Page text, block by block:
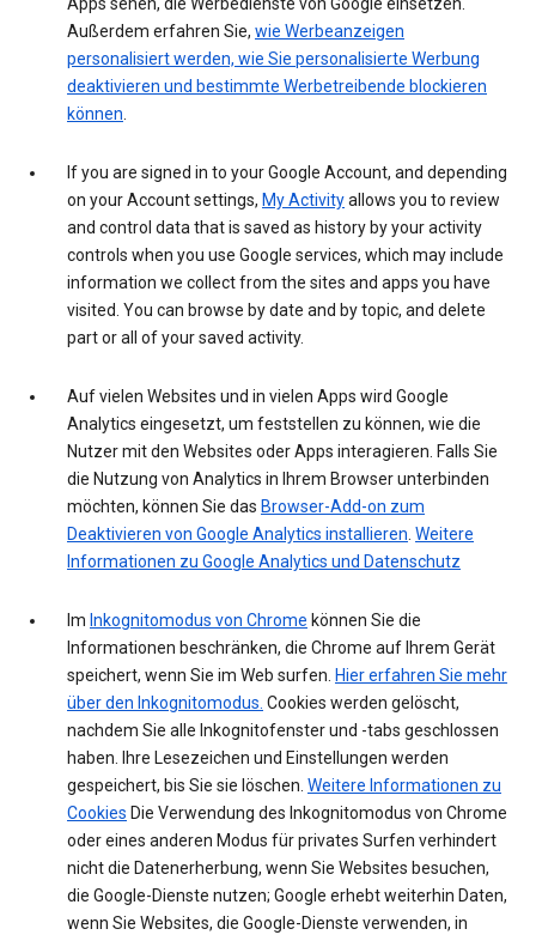
Apps sehen, die Werbedienste von Google einsetzen.
Außerdem erfahren Sie, wie Werbeanzeigen
personalisiert werden, wie Sie personalisierte Werbung
deaktivieren und bestimmte Werbetreibende blockieren
können.
If you are signed in to your Google Account, and depending
on your Account settings, My Activityallows you to review
and control data that is saved as history by your activity
controls when you use Google services, which may include
information we collect from the sites and apps you have
visited. You can browse by date and by topic, and delete
part or all of your saved activity.
Auf vielen Websites und in vielen Apps wird Google
Analytics eingesetzt, um feststellen zu können, wie die
Nutzer mit den Websites oder Apps interagieren. Falls Sie
die Nutzung von Analytics in Ihrem Browser unterbinden
möchten, können Sie das Browser-Add-on zum
Deaktivieren von Google Analytics installieren. Weitere
Informationen zu Google Analytics und Datenschutz
Im Inkognitomodus von Chrome können Sie die
Informationen beschränken, die Chrome auf Ihrem Gerät
speichert, wenn Sie im Web surfen. Hier erfahren Sie mehr
über den Inkognitomodus. Cookies werden gelöscht,
nachdem Sie alle Inkognitofenster und -tabs geschlossen
haben. Ihre Lesezeichen und Einstellungen werden
gespeichert, bis Sie sie löschen. Weitere Informationen zu
Cookies Die Verwendung des Inkognitomodus von Chrome
oder eines anderen Modus für privates Surfen verhindert
nicht die Datenerherbung, wenn Sie Websites besuchen,
die Google-Dienste nutzen; Google erhebt weiterhin Daten,
wenn Sie Websites, die Google-Dienste verwenden, in